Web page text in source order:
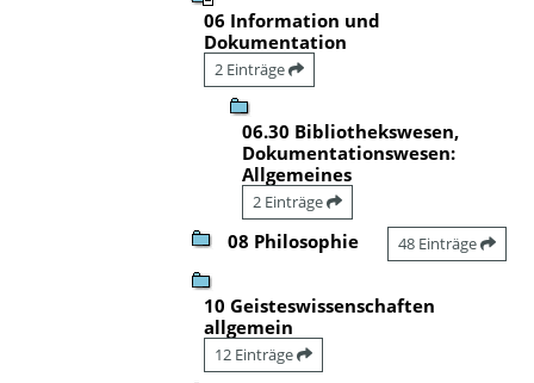
06 Information und
Dokumentation
2 Einträge
06.30 Bibliothekswesen,
Dokumentationswesen:
Allgemeines
2 Einträge
08 Philosophie 48 Einträge
10 Geisteswissenschaften
allgemein
12 Einträge